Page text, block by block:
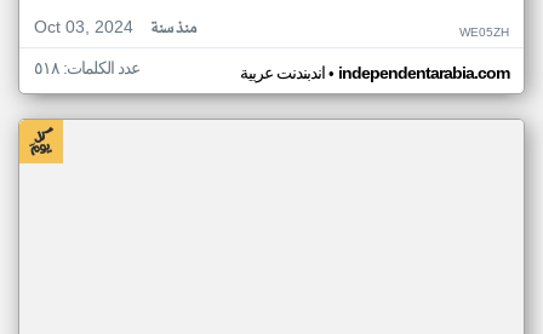
Oct 03, 2024
منذ سنة WE05ZH
اندبندنت عربية• independentarabia.com عدد الكلمات: ٥١٨